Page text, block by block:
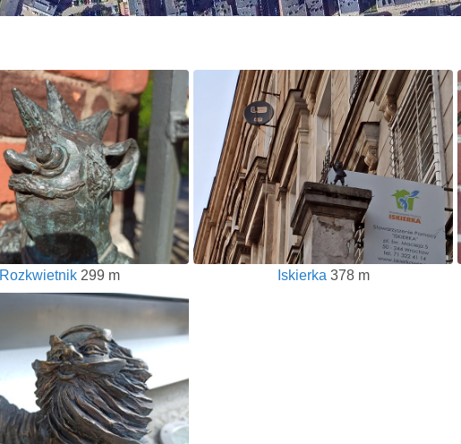
Rozkwietnik299 m Iskierka 378 m